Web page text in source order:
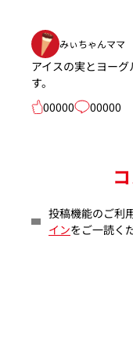
みぃちゃんママ
アイスの実とヨー
す。
00000
00000
投稿機能のご利
インをご一読く